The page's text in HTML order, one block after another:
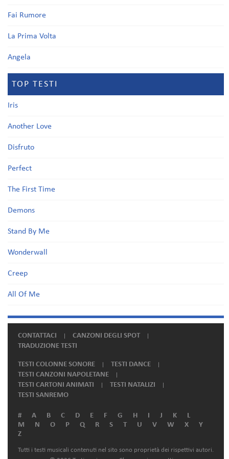
Fai Rumore
La Prima Volta
Angela
TOP TESTI
Iris
Another Love
Disfruto
Perfect
The First Time
Demons
Stand By Me
Wonderwall
Creep
All Of Me
CONTATTACI
CANZONI DEGLI SPOT
TRADUZIONE TESTI
TESTI COLONNE SONORE
TESTI DANCE
TESTI CANZONI NAPOLETANE
TESTI CARTONI ANIMATI
TESTI NATALIZI
TESTI SANREMO
# A B C D E F G H I J K
L
M
N O P Q R S T U V W X
Y
Z
Tutti i testi musicali contenuti nel sito sono proprietà dei rispettivi autori.